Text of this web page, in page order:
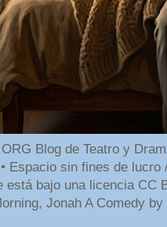
Blog de Teatro y
Espacio sin fines de
está bajo una licencia
Jonah A Comedy